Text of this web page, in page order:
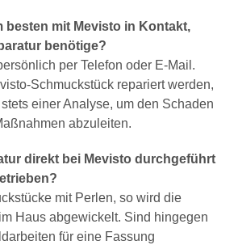
besten mit Mevisto in Kontakt,
benötige?
per Telefon oder E-Mail.
Schmuckstück repariert werden,
einer Analyse, um den Schaden
abzuleiten.
direkt bei Mevisto durchgeführt
mit Perlen, so wird die
Haus abgewickelt. Sind hingegen
für eine Fassung